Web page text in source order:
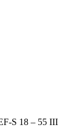
S 18 – 55 III